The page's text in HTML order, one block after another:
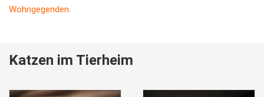
Wohngegenden.
Katzen im Tierheim